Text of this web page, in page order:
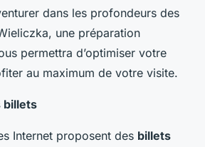
dans les profondeurs des
une préparation
permettra d’optimiser votre
au maximum de votre visite.
billets
Internet proposent des billets